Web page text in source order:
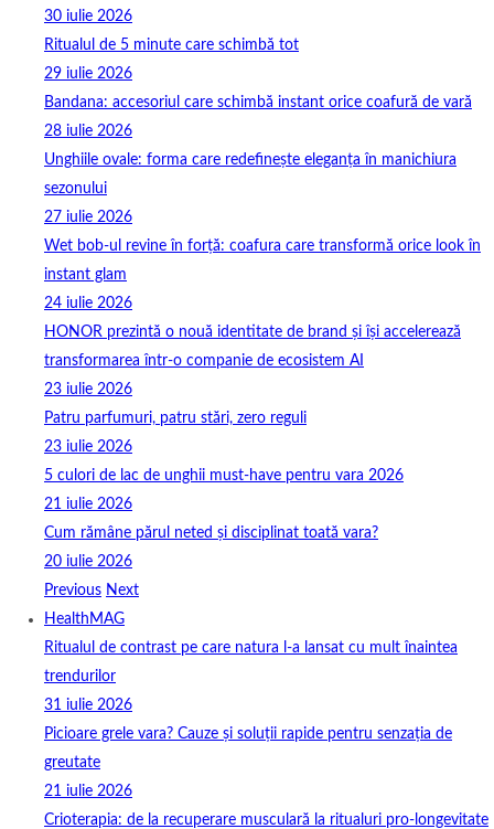
30 iulie 2026
Ritualul de 5 minute care schimbă tot
29 iulie 2026
Bandana: accesoriul care schimbă instant orice coafură de vară
28 iulie 2026
Unghiile ovale: forma care redefinește eleganța în manichiura
sezonului
27 iulie 2026
Wet bob-ul revine în forță: coafura care transformă orice look în
instant glam
24 iulie 2026
HONOR prezintă o nouă identitate de brand și își accelerează
transformarea într-o companie de ecosistem AI
23 iulie 2026
Patru parfumuri, patru stări, zero reguli
23 iulie 2026
5 culori de lac de unghii must‑have pentru vara 2026
21 iulie 2026
Cum rămâne părul neted și disciplinat toată vara?
20 iulie 2026
Previous Next
HealthMAG
Ritualul de contrast pe care natura l-a lansat cu mult înaintea
trendurilor
31 iulie 2026
Picioare grele vara? Cauze și soluții rapide pentru senzația de
greutate
21 iulie 2026
Crioterapia: de la recuperare musculară la ritualuri pro‑longevitate